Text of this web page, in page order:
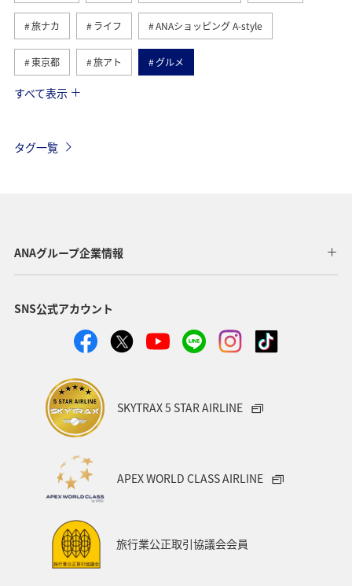
旅ナカ ライフ ANAショッピング A-style
東京都 旅アト グルメ
山形県
アクティビティ 日常
すべて表示
タグ一覧
ANAグループ企業情報
SNS公式アカウント
SKYTRAX 5 STAR AIRLINE
APEX WORLD CLASS AIRLINE
旅行業公正取引協議会会員